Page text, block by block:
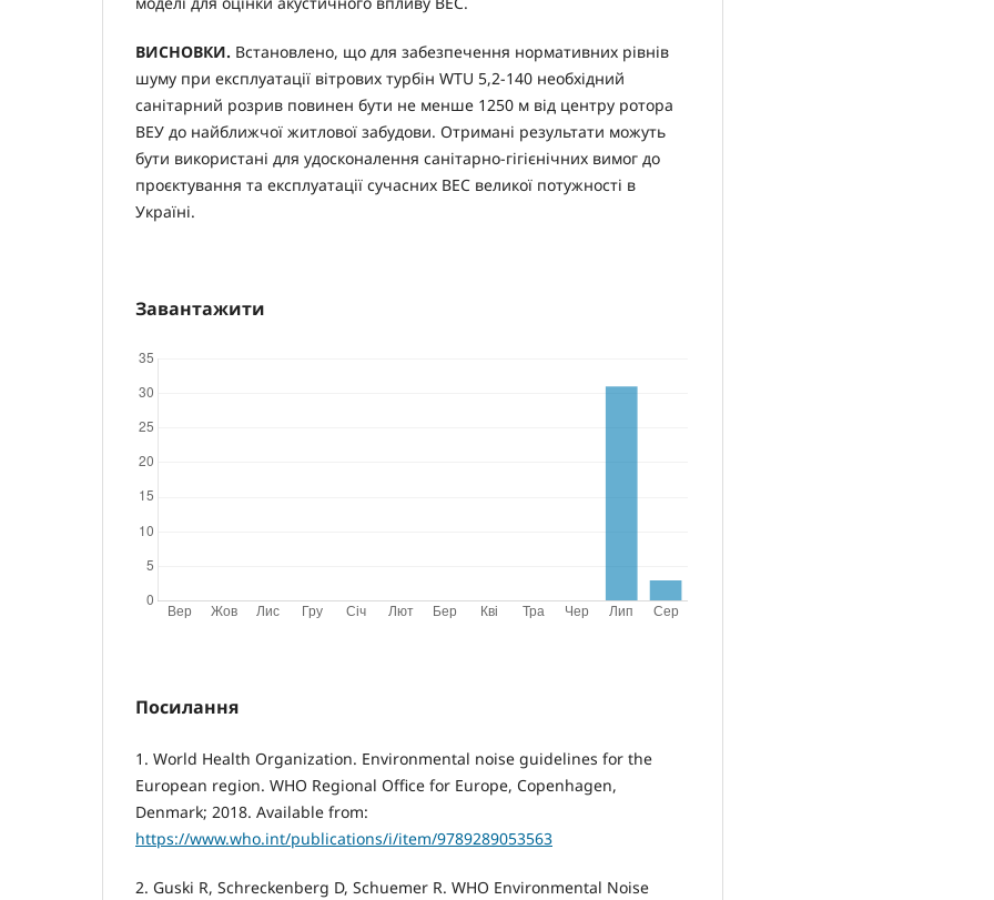
ВИСНОВКИ. Встановлено, що для забезпечення нормативних рівнів
шуму при експлуатації вітрових турбін WTU 5,2-140 необхідний
санітарний розрив повинен бути не менше 1250 м від центру ротора
ВЕУ до найближчої житлової забудови. Отримані результати можуть
бути використані для удосконалення санітарно-гігієнічних вимог до
проєктування та експлуатації сучасних ВЕС великої потужності в
Україні.
Завантажити
Посилання
1. World Health Organization. Environmental noise guidelines for the
European region. WHO Regional Office for Europe, Copenhagen,
Denmark; 2018. Available from:
https://www.who.int/publications/i/item/9789289053563
2. Guski R, Schreckenberg D, Schuemer R. WHO Environmental Noise